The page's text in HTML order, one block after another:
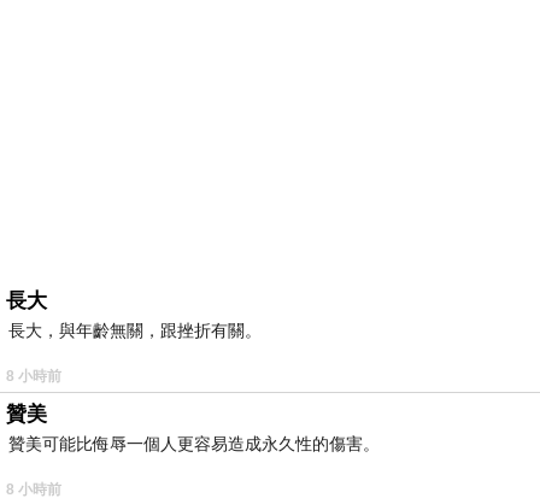
長大
長大，與年齡無關，跟挫折有關。
8 小時前
贊美
贊美可能比侮辱一個人更容易造成永久性的傷害。
8 小時前